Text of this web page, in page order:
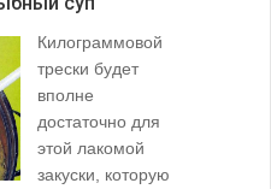
Килограммовой
трески будет
вполне
достаточно для
этой лакомой
закуски, которую